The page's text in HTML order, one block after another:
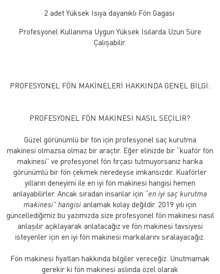
2 adet Yüksek Isıya dayanıklı Fön Gagası
Profesyonel Kullanıma Uygun Yüksek Isılarda Uzun Süre
Çalışabilir.
PROFESYONEL FÖN MAKİNELERİ HAKKINDA GENEL BİLGİ:
PROFESYONEL FÖN MAKİNESİ NASIL SEÇİLİR?
Güzel görünümlü bir fön için profesyonel saç kurutma
makinesi olmazsa olmaz bir araçtır. Eğer elinizde bir “kuaför fön
makinesi” ve profesyonel fön fırçası tutmuyorsanız harika
görünümlü bir fön çekmek neredeyse imkansızdır. Kuaförler
yılların deneyimi ile en iyi fön makinesi hangisi hemen
anlayabilirler. Ancak sıradan insanlar için “en iyi saç kurutma
makinesi” hangisi anlamak kolay değildir. 2019 yılı için
güncellediğimiz bu yazımızda size profesyonel fön makinesi nasıl
anlaşılır açıklayarak anlatacağız ve fön makinesi tavsiyesi
isteyenler için en iyi fön makinesi markalarını sıralayacağız.
Fön makinesi fiyatları hakkında bilgiler vereceğiz. Unutmamak
gerekir ki fön makinesi aslında özel olarak